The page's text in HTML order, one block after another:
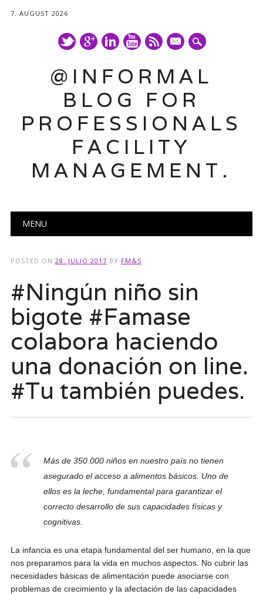
7. AUGUST 2026
mail
@INFORMAL
BLOG FOR
PROFESSIONALS
FACILITY
MANAGEMENT.
Main menu
MENU
POSTED ON 28. JULIO 2017 BY FM&S
#Ningún niño sin
bigote #Famase
colabora haciendo
una donación on line.
#Tu también puedes.
Más de 350.000 niños en nuestro país no tienen
asegurado el acceso a alimentos básicos. Uno de
ellos es la leche, fundamental para garantizar el
correcto desarrollo de sus capacidades físicas y
cognitivas.
La infancia es una etapa fundamental del ser humano, en la que
nos preparamos para la vida en muchos aspectos. No cubrir las
necesidades básicas de alimentación puede asociarse con
problemas de crecimiento y la afectación de las capacidades